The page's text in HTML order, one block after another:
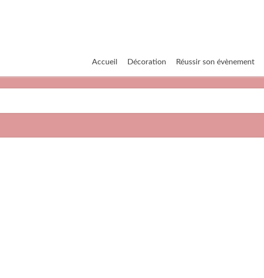
Accueil Décoration Réussir son évènement